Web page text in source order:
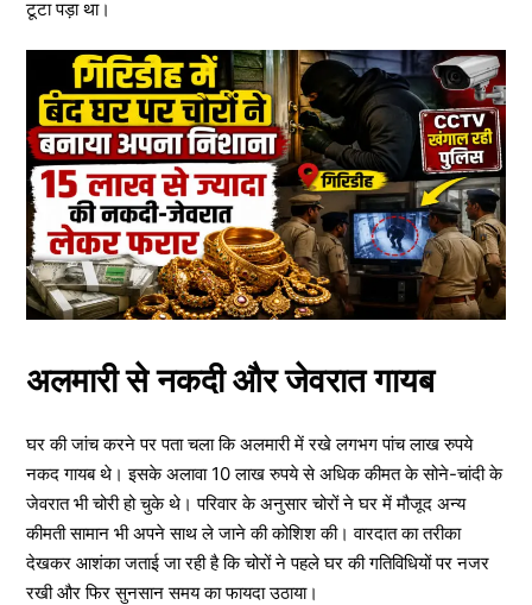
टूटा पड़ा था।
अलमारी से नकदी और जेवरात गायब
घर की जांच करने पर पता चला कि अलमारी में रखे लगभग पांच लाख रुपये
नकद गायब थे। इसके अलावा 10 लाख रुपये से अधिक कीमत के सोने-चांदी के
जेवरात भी चोरी हो चुके थे। परिवार के अनुसार चोरों ने घर में मौजूद अन्य
कीमती सामान भी अपने साथ ले जाने की कोशिश की। वारदात का तरीका
देखकर आशंका जताई जा रही है कि चोरों ने पहले घर की गतिविधियों पर नजर
रखी और फिर सुनसान समय का फायदा उठाया।